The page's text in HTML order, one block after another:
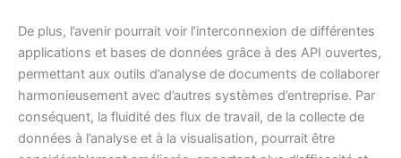
De plus, l’avenir pourrait voir l’interconnexion de différentes
applications et bases de données grâce à des API ouvertes,
permettant aux outils d’analyse de documents de collaborer
harmonieusement avec d’autres systèmes d’entreprise. Par
conséquent, la fluidité des flux de travail, de la collecte de
données à l’analyse et à la visualisation, pourrait être